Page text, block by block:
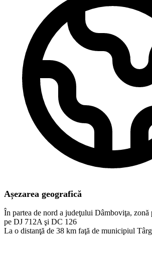
Așezarea geografică
În partea de nord a judeţului Dâmboviţa, zonă
pe DJ 712A şi DC 126
La o distanţă de 38 km faţă de municipiul